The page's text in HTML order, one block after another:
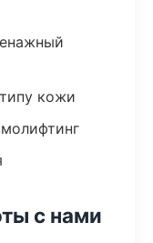
кожи
с нами